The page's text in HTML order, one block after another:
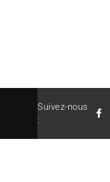
Suivez-nous
: